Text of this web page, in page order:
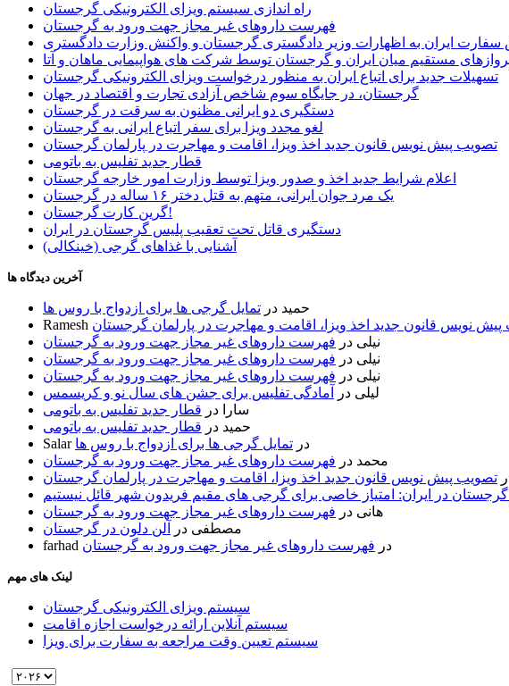
راه اندازی سیستم ویزای الکترونیکی گرجستان
فهرست داروهای غیر مجاز جهت ورود به گرجستان
سفارت ایران به اظهارات وزیر دادگستری گرجستان و واکنش وزارت دادگستری
مستقیم میان ایران و گرجستان توسط شرکت های هواپیمایی ماهان و آتا
تسهیلات جدید برای اتباع ایران به منظور درخواست ویزای الکترونیکی گرجستان
گرجستان، در جایگاه سوم شاخص آزادی تجارت و اقتصاد در جهان
دستگیری دو ایرانی مظنون به سرقت در گرجستان
لغو مجدد ویزا برای سفر اتباع ایرانی به گرجستان
تصویب پیش نویس قانون جدید اخذ ویزا، اقامت و مهاجرت در پارلمان گرجستان
قطار جدید تفلیس به باتومی
اعلام شرایط جدید اخذ و صدور ویزا توسط وزارت امور خارجه گرجستان
یک مرد جوان ایرانی، متهم به قتل دختر ۱۶ ساله در گرجستان
گرین کارت گرجستان!
دستگیری قاتل تحت تعقیب پلیس گرجستان در ایران
آشنایی با غذاهای گرجی (خینکالی)
آخرین دیدگاه ها
حمید در تمایل گرجی ها برای ازدواج با روس ها
Ramesh نویس قانون جدید اخذ ویزا، اقامت و مهاجرت در پارلمان گرجستان
نیلی در فهرست داروهای غیر مجاز جهت ورود به گرجستان
نیلی در فهرست داروهای غیر مجاز جهت ورود به گرجستان
نیلی در فهرست داروهای غیر مجاز جهت ورود به گرجستان
لیلی در
آمادگی تفلیس برای جشن های سال نو و کریسمس
سارا
در قطار جدید تفلیس به باتومی
حمید در قطار جدید تفلیس به باتومی
Salar
در تمایل گرجی ها برای ازدواج با روس ها
محمد در فهرست داروهای غیر مجاز جهت ورود به گرجستان
تصویب پیش نویس قانون جدید اخذ ویزا، اقامت و مهاجرت در پارلمان گرجستان
در ایران: امتیاز خاصی برای گرجی های مقیم فریدون شهر قائل نیستیم
هانی در فهرست داروهای غیر مجاز جهت ورود به گرجستان
مصطفی در
آلن دلون در گرجستان
farhad
در فهرست داروهای غیر مجاز جهت ورود به گرجستان
لینک های مهم
سیستم ویزای الکترونیکی گرجستان
سیستم آنلاین ارائه درخواست اجازه اقامت
سیستم تعیین وقت مراجعه به سفارت برای ویزا